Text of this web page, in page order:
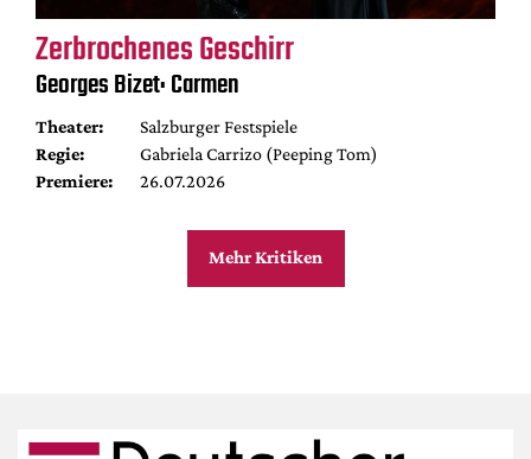
Zerbrochenes Geschirr
Georges Bizet: Carmen
Theater:
Salzburger Festspiele
Regie:
Gabriela Carrizo (Peeping Tom)
Premiere:
26.07.2026
Mehr Kritiken